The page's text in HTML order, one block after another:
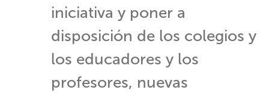
iniciativa y poner a
disposición de los colegios y
los educadores y los
profesores, nuevas